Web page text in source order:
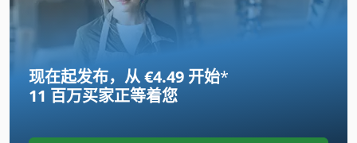
现在起发布，从 €4.49 开始*
11 百万买家正等着您